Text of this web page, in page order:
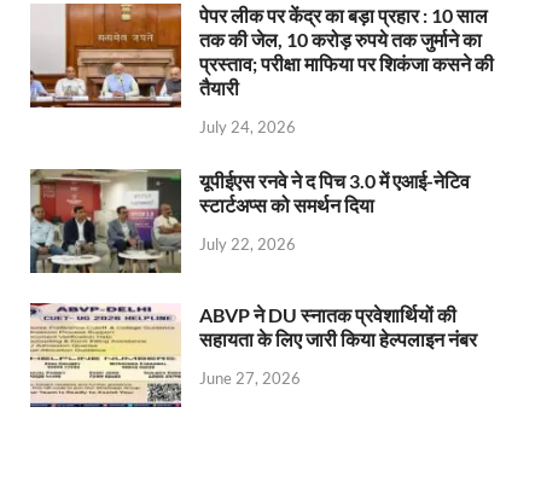
पेपर लीक पर केंद्र का बड़ा प्रहार : 10 साल
तक की जेल, 10 करोड़ रुपये तक जुर्माने का
प्रस्ताव; परीक्षा माफिया पर शिकंजा कसने की
तैयारी
July 24, 2026
यूपीईएस रनवे ने द पिच 3.0 में एआई-नेटिव
स्टार्टअप्स को समर्थन दिया
July 22, 2026
ABVP ने DU स्नातक प्रवेशार्थियों की
सहायता के लिए जारी किया हेल्पलाइन नंबर
June 27, 2026